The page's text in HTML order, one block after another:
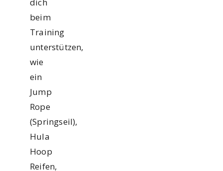
beim
Training
unterstützen,
wie
ein
Jump
Rope
(Springseil),
Hula
Hoop
Reifen,